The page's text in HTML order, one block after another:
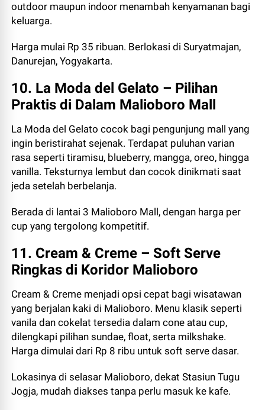
outdoor maupun indoor menambah kenyamanan bagi
keluarga.
Harga mulai Rp 35 ribuan. Berlokasi di Suryatmajan,
Danurejan, Yogyakarta.
10. La Moda del Gelato – Pilihan
Praktis di Dalam Malioboro Mall
La Moda del Gelato cocok bagi pengunjung mall yang
ingin beristirahat sejenak. Terdapat puluhan varian
rasa seperti tiramisu, blueberry, mangga, oreo, hingga
vanilla. Teksturnya lembut dan cocok dinikmati saat
jeda setelah berbelanja.
Berada di lantai 3 Malioboro Mall, dengan harga per
cup yang tergolong kompetitif.
11. Cream & Creme – Soft Serve
Ringkas di Koridor Malioboro
Cream & Creme menjadi opsi cepat bagi wisatawan
yang berjalan kaki di Malioboro. Menu klasik seperti
vanila dan cokelat tersedia dalam cone atau cup,
dilengkapi pilihan sundae, float, serta milkshake.
Harga dimulai dari Rp 8 ribu untuk soft serve dasar.
Lokasinya di selasar Malioboro, dekat Stasiun Tugu
Jogja, mudah diakses tanpa perlu masuk ke kafe.